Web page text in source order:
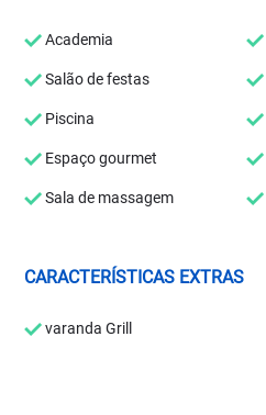
Academia
Salão de festas
Piscina
Espaço gourmet
Sala de massagem
CARACTERÍSTICAS EXTRAS
varanda Grill